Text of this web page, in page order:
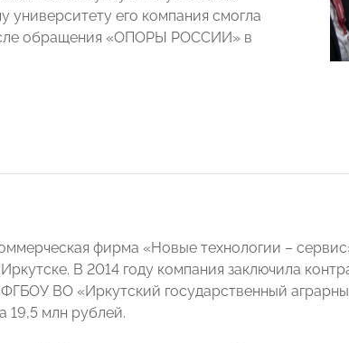
университету его компания смогла
обращения «ОПОРЫ РОССИИ» в
фирма «Новые технологии –
В 2014 году компания заключила
ВО «Иркутский государственный
19,5 млн рублей.